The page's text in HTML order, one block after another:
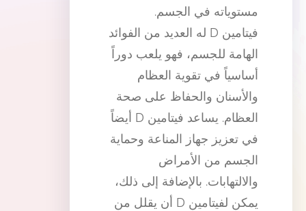
مستوياته في الجسم.
فيتامين D له العديد من الفوائد
الهامة للجسم، فهو يلعب دوراً
أساسياً في تقوية العظام
والأسنان والحفاظ على صحة
العظام. يساعد فيتامين D أيضاً
في تعزيز جهاز المناعة وحماية
الجسم من الأمراض
والالتهابات. بالإضافة إلى ذلك،
يمكن لفيتامين D أن يقلل من